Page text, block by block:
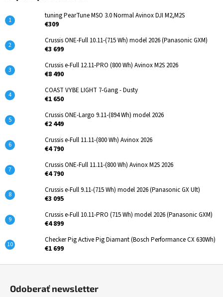
tuning PearTune MSO 3.0 Normal Avinox DJI M2,M2S
€309
Crussis ONE-Full 10.11-(715 Wh) model 2026 (Panasonic GXM)
€3 699
Crussis e-Full 12.11-PRO (800 Wh) Avinox M2S 2026
€8 490
COAST VYBE LIGHT 7-Gang - Dusty
€1 650
Crussis ONE-Largo 9.11-(894 Wh) model 2026
€2 449
Crussis e-Full 11.11-(800 Wh) Avinox 2026
€4 790
Crussis ONE-Full 11.11-(800 Wh) Avinox M2S 2026
€4 790
Crussis e-Full 9.11-(715 Wh) model 2026 (Panasonic GX Ult)
€3 095
Crussis e-Full 10.11-PRO (715 Wh) model 2026 (Panasonic GXM)
€4 899
Checker Pig Active Pig Diamant (Bosch Performance CX 630Wh)
€1 699
Odoberať newsletter